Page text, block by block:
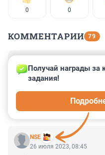
0 0
КОММЕНТАРИИ 79
26 июля 2023, 12:22
Клишас, я готов
записка к изменению
минимальный возраст
законопроект
NSE
Получай награды за
задания!
26 июля 2023, 08:45